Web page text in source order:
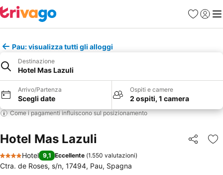
PreferitiAccedi
Pau: visualizza tutti gli alloggi
Destinazione
Hotel Mas Lazuli
Arrivo/Partenza
Scegli date
Ospiti e camere
2 ospiti, 1 camera
Come i pagamenti influiscono sul posizionamento
Hotel Mas Lazuli Condividi
4 Stelle
Hotel 9,1 Eccellente (1.550 valutazioni)
Ctra. de Roses, s/n, 17494, Pau, Spagna